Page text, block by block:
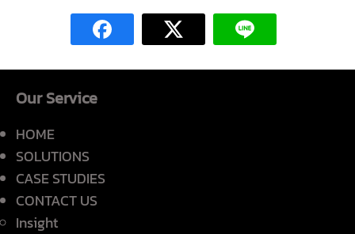
Our Service
HOME
SOLUTIONS
CASE STUDIES
CONTACT US
Insight